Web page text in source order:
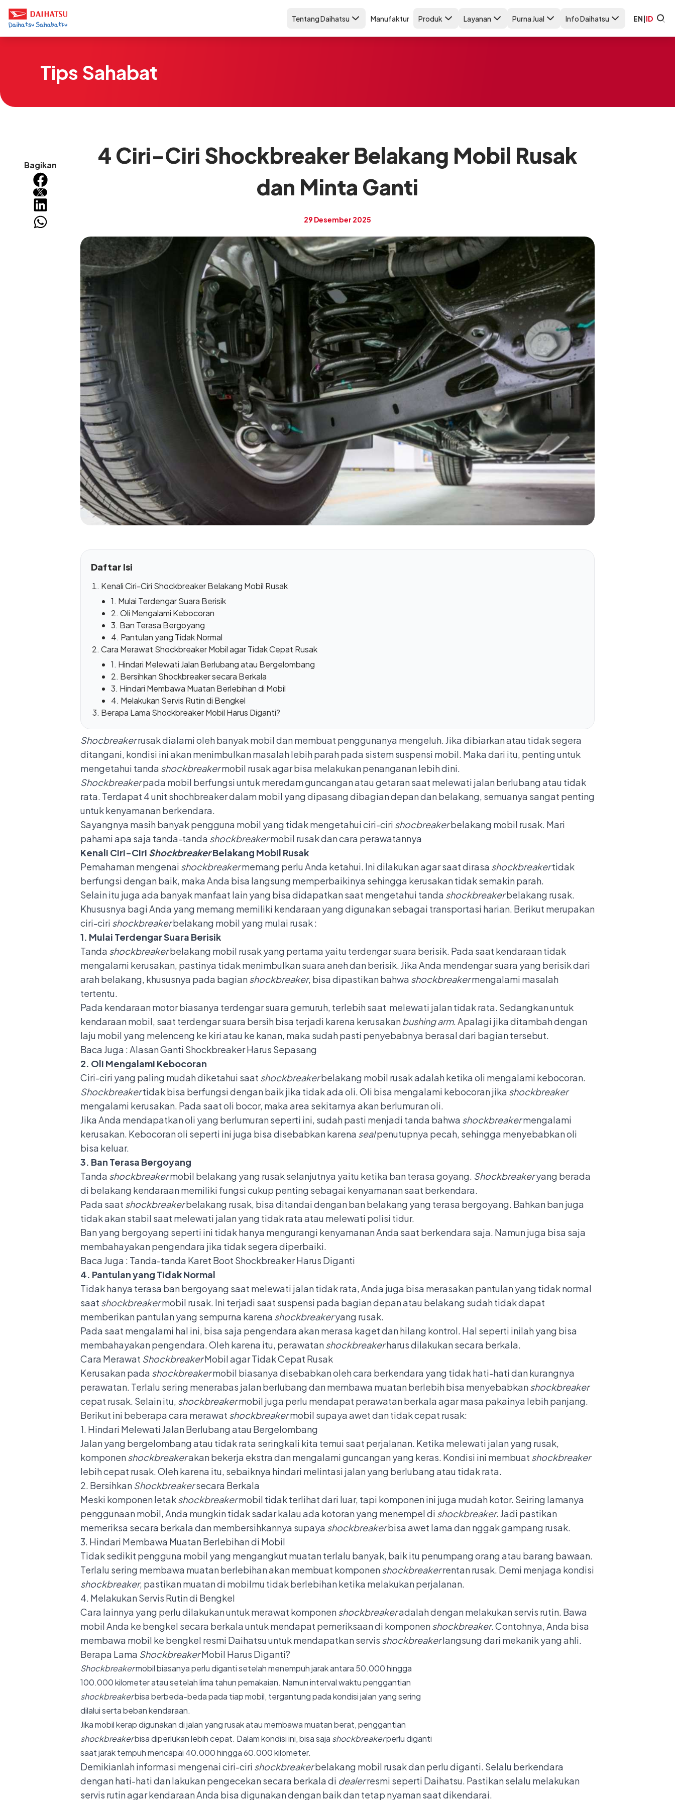
Tentang Daihatsu Manufaktur Produk Layanan Purna Jual Info Daihatsu EN|ID
Tips Sahabat
Bagikan
4 Ciri-Ciri Shockbreaker Belakang Mobil Rusak
dan Minta Ganti
29 Desember 2025
Daftar Isi
Kenali Ciri-Ciri Shockbreaker Belakang Mobil Rusak
1. Mulai Terdengar Suara Berisik
2. Oli Mengalami Kebocoran
3. Ban Terasa Bergoyang
4. Pantulan yang Tidak Normal
Cara Merawat Shockbreaker Mobil agar Tidak Cepat Rusak
1. Hindari Melewati Jalan Berlubang atau Bergelombang
2. Bersihkan Shockbreaker secara Berkala
3. Hindari Membawa Muatan Berlebihan di Mobil
4. Melakukan Servis Rutin di Bengkel
Berapa Lama Shockbreaker Mobil Harus Diganti?
Shocbreakerrusak dialami oleh banyak mobil dan membuat penggunanya mengeluh. Jika dibiarkan atau tidak segera
ditangani, kondisi ini akan menimbulkan masalah lebih parah pada sistem suspensi mobil. Maka dari itu, penting untuk
mengetahui tanda shockbreakermobil rusak agar bisa melakukan penanganan lebih dini.
Shockbreakerpada mobil berfungsi untuk meredam guncangan atau getaran saat melewati jalan berlubang atau tidak
rata. Terdapat 4 unit shochbreaker dalam mobil yang dipasang dibagian depan dan belakang, semuanya sangat penting
untuk kenyamanan berkendara.
Sayangnya masih banyak pengguna mobil yang tidak mengetahui ciri-ciri shocbreakerbelakang mobil rusak. Mari
pahami apa saja tanda-tanda shockbreakermobil rusak dan cara perawatannya
Kenali Ciri-Ciri ShockbreakerBelakang Mobil Rusak
Pemahaman mengenai shockbreakermemang perlu Anda ketahui. Ini dilakukan agar saat dirasa shockbreakertidak
berfungsi dengan baik, maka Anda bisa langsung memperbaikinya sehingga kerusakan tidak semakin parah.
Selain itu juga ada banyak manfaat lain yang bisa didapatkan saat mengetahui tanda shockbreakerbelakang rusak.
Khususnya bagi Anda yang memang memiliki kendaraan yang digunakan sebagai transportasi harian. Berikut merupakan
ciri-ciri shockbreakerbelakang mobil yang mulai rusak :
1. Mulai Terdengar Suara Berisik
Tanda shockbreakerbelakang mobil rusak yang pertama yaitu terdengar suara berisik. Pada saat kendaraan tidak
mengalami kerusakan, pastinya tidak menimbulkan suara aneh dan berisik. Jika Anda mendengar suara yang berisik dari
arah belakang, khususnya pada bagianshockbreaker, bisa dipastikan bahwa shockbreakermengalami masalah
tertentu.
Pada kendaraan motor biasanya terdengar suara gemuruh, terlebih saat melewati jalan tidak rata. Sedangkan untuk
kendaraan mobil, saat terdengar suara bersih bisa terjadi karena kerusakanbushing arm. Apalagi jika ditambah dengan
laju mobil yang melenceng ke kiri atau ke kanan, maka sudah pasti penyebabnya berasal dari bagian tersebut.
Baca Juga :Alasan Ganti Shockbreaker Harus Sepasang
2. Oli Mengalami Kebocoran
Ciri-ciri yang paling mudah diketahui saat shockbreakerbelakang mobil rusak adalah ketika oli mengalami kebocoran.
Shockbreakertidak bisa berfungsi dengan baik jika tidak ada oli. Oli bisa mengalami kebocoran jika shockbreaker
mengalami kerusakan. Pada saat oli bocor, maka area sekitarnya akan berlumuran oli.
Jika Anda mendapatkan oli yang berlumuran seperti ini, sudah pasti menjadi tanda bahwa shockbreakermengalami
kerusakan. Kebocoran oli seperti ini juga bisa disebabkan karena sealpenutupnya pecah, sehingga menyebabkan oli
bisa keluar.
3. Ban Terasa Bergoyang
Tanda shockbreakermobil belakang yang rusak selanjutnya yaitu ketika ban terasa goyang. Shockbreakeryang berada
di belakang kendaraan memiliki fungsi cukup penting sebagai kenyamanan saat berkendara.
Pada saat shockbreakerbelakang rusak, bisa ditandai dengan ban belakang yang terasa bergoyang. Bahkan ban juga
tidak akan stabil saat melewati jalan yang tidak rata atau melewati polisi tidur.
Ban yang bergoyang seperti ini tidak hanya mengurangi kenyamanan Anda saat berkendara saja. Namun juga bisa saja
membahayakan pengendara jika tidak segera diperbaiki.
Baca Juga : Tanda-tanda Karet Boot Shockbreaker Harus Diganti
4. Pantulan yang Tidak Normal
Tidak hanya terasa ban bergoyang saat melewati jalan tidak rata, Anda juga bisa merasakan pantulan yang tidak normal
saat shockbreakermobil rusak. Ini terjadi saat suspensi pada bagian depan atau belakang sudah tidak dapat
memberikan pantulan yang sempurna karena shockbreakeryang rusak.
Pada saat mengalami hal ini, bisa saja pengendara akan merasa kaget dan hilang kontrol. Hal seperti inilah yang bisa
membahayakan pengendara. Oleh karena itu, perawatanshockbreakerharus dilakukan secara berkala.
Cara Merawat ShockbreakerMobil agar Tidak Cepat Rusak
Kerusakan pada shockbreakermobil biasanya disebabkan oleh cara berkendara yang tidak hati-hati dan kurangnya
perawatan. Terlalu sering menerabas jalan berlubang dan membawa muatan berlebih bisa menyebabkanshockbreaker
cepat rusak. Selain itu, shockbreakermobil juga perlu mendapat perawatan berkala agar masa pakainya lebih panjang.
Berikut ini beberapa cara merawat shockbreakermobil supaya awet dan tidak cepat rusak:
1. Hindari Melewati Jalan Berlubang atau Bergelombang
Jalan yang bergelombang atau tidak rata seringkali kita temui saat perjalanan. Ketika melewati jalan yang rusak,
komponenshockbreakerakan bekerja ekstra dan mengalami guncangan yang keras. Kondisi ini membuat shockbreaker
lebih cepat rusak. Oleh karena itu, sebaiknya hindari melintasi jalan yang berlubang atau tidak rata.
2. Bersihkan Shockbreakersecara Berkala
Meski komponen letakshockbreakermobil tidak terlihat dari luar, tapi komponen ini juga mudah kotor. Seiring lamanya
penggunaan mobil, Anda mungkin tidak sadar kalau ada kotoran yang menempel di shockbreaker. Jadi pastikan
memeriksa secara berkala dan membersihkannya supaya shockbreakerbisa awet lama dan nggak gampang rusak.
3. Hindari Membawa Muatan Berlebihan di Mobil
Tidak sedikit pengguna mobil yang mengangkut muatan terlalu banyak, baik itu penumpang orang atau barang bawaan.
Terlalu sering membawa muatan berlebihan akan membuat komponenshockbreakerrentan rusak. Demi menjaga kondisi
shockbreaker, pastikan muatan di mobilmu tidak berlebihan ketika melakukan perjalanan.
4. Melakukan Servis Rutin di Bengkel
Cara lainnya yang perlu dilakukan untuk merawat komponenshockbreakeradalah dengan melakukan servis rutin. Bawa
mobil Anda ke bengkel secara berkala untuk mendapat pemeriksaan di komponenshockbreaker. Contohnya, Anda bisa
membawa mobil ke bengkel resmi Daihatsu untuk mendapatkanservis shockbreakerlangsung dari mekanik yang ahli.
Berapa Lama ShockbreakerMobil Harus Diganti?
Shockbreakermobilbiasanyaperludigantisetelahmenempuhjarakantara 50.000hingga
100.000kilometeratausetelahlima tahunpemakaian. Namun interval waktu penggantian
shockbreakerbisa berbeda-beda pada tiap mobil, tergantungpadakondisijalan yangsering
dilaluisertabebankendaraan.
Jikamobilkerapdigunakandijalan yangrusakataumembawamuatanberat,penggantian
shockbreakerbisadiperlukanlebihcepat. Dalam kondisi ini, bisa saja shockbreakerperlu diganti
saatjaraktempuhmencapai 40.000hingga60.000kilometer.
Demikianlah informasi mengenai ciri-ciri shockbreakerbelakang mobil rusak dan perlu diganti. Selalu berkendara
dengan hati-hati dan lakukan pengecekan secara berkala di dealerresmi seperti Daihatsu. Pastikan selalu melakukan
servis rutin agar kendaraan Anda bisa digunakan dengan baik dan tetap nyaman saat dikendarai.